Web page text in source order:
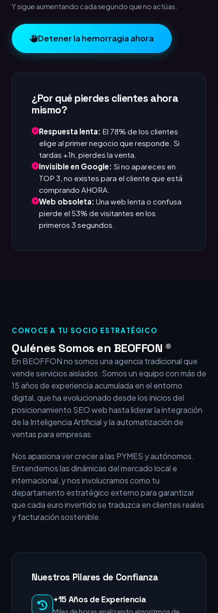
Y sigue aumentando cada segundo que no actúas.
Detener la hemorragia ahora
¿Por qué pierdes clientes ahora
mismo?
Respuesta lenta: El 78% de los clientes
elige al primer negocio que responde. Si
tardas +1h, pierdes la venta.
Invisible en Google: Si no apareces en
TOP 3, no existes para el cliente que está
comprando AHORA.
Web obsoleta: Una web lenta o confusa
pierde el 53% de visitantes en los
primeros 3 segundos.
CONOCE A TU SOCIO ESTRATÉGICO
Quiénes Somos en BEOFFON ®
En BEOFFON no somos una agencia tradicional que
vende servicios aislados. Somos un equipo con más de
15 años de experiencia acumulada en el entorno
digital, que ha evolucionado desde los inicios del
posicionamiento SEO web hasta liderar la integración
de la Inteligencia Artificial y la automatización de
ventas para empresas.
Nos apasiona ver crecer a las PYMES y autónomos.
Entendemos las dinámicas del mercado local e
internacional, y nos involucramos como tu
departamento estratégico externo para garantizar
que cada euro invertido se traduzca en clientes reales
y facturación sostenible.
Nuestros Pilares de Confianza
+15 Años de Experiencia